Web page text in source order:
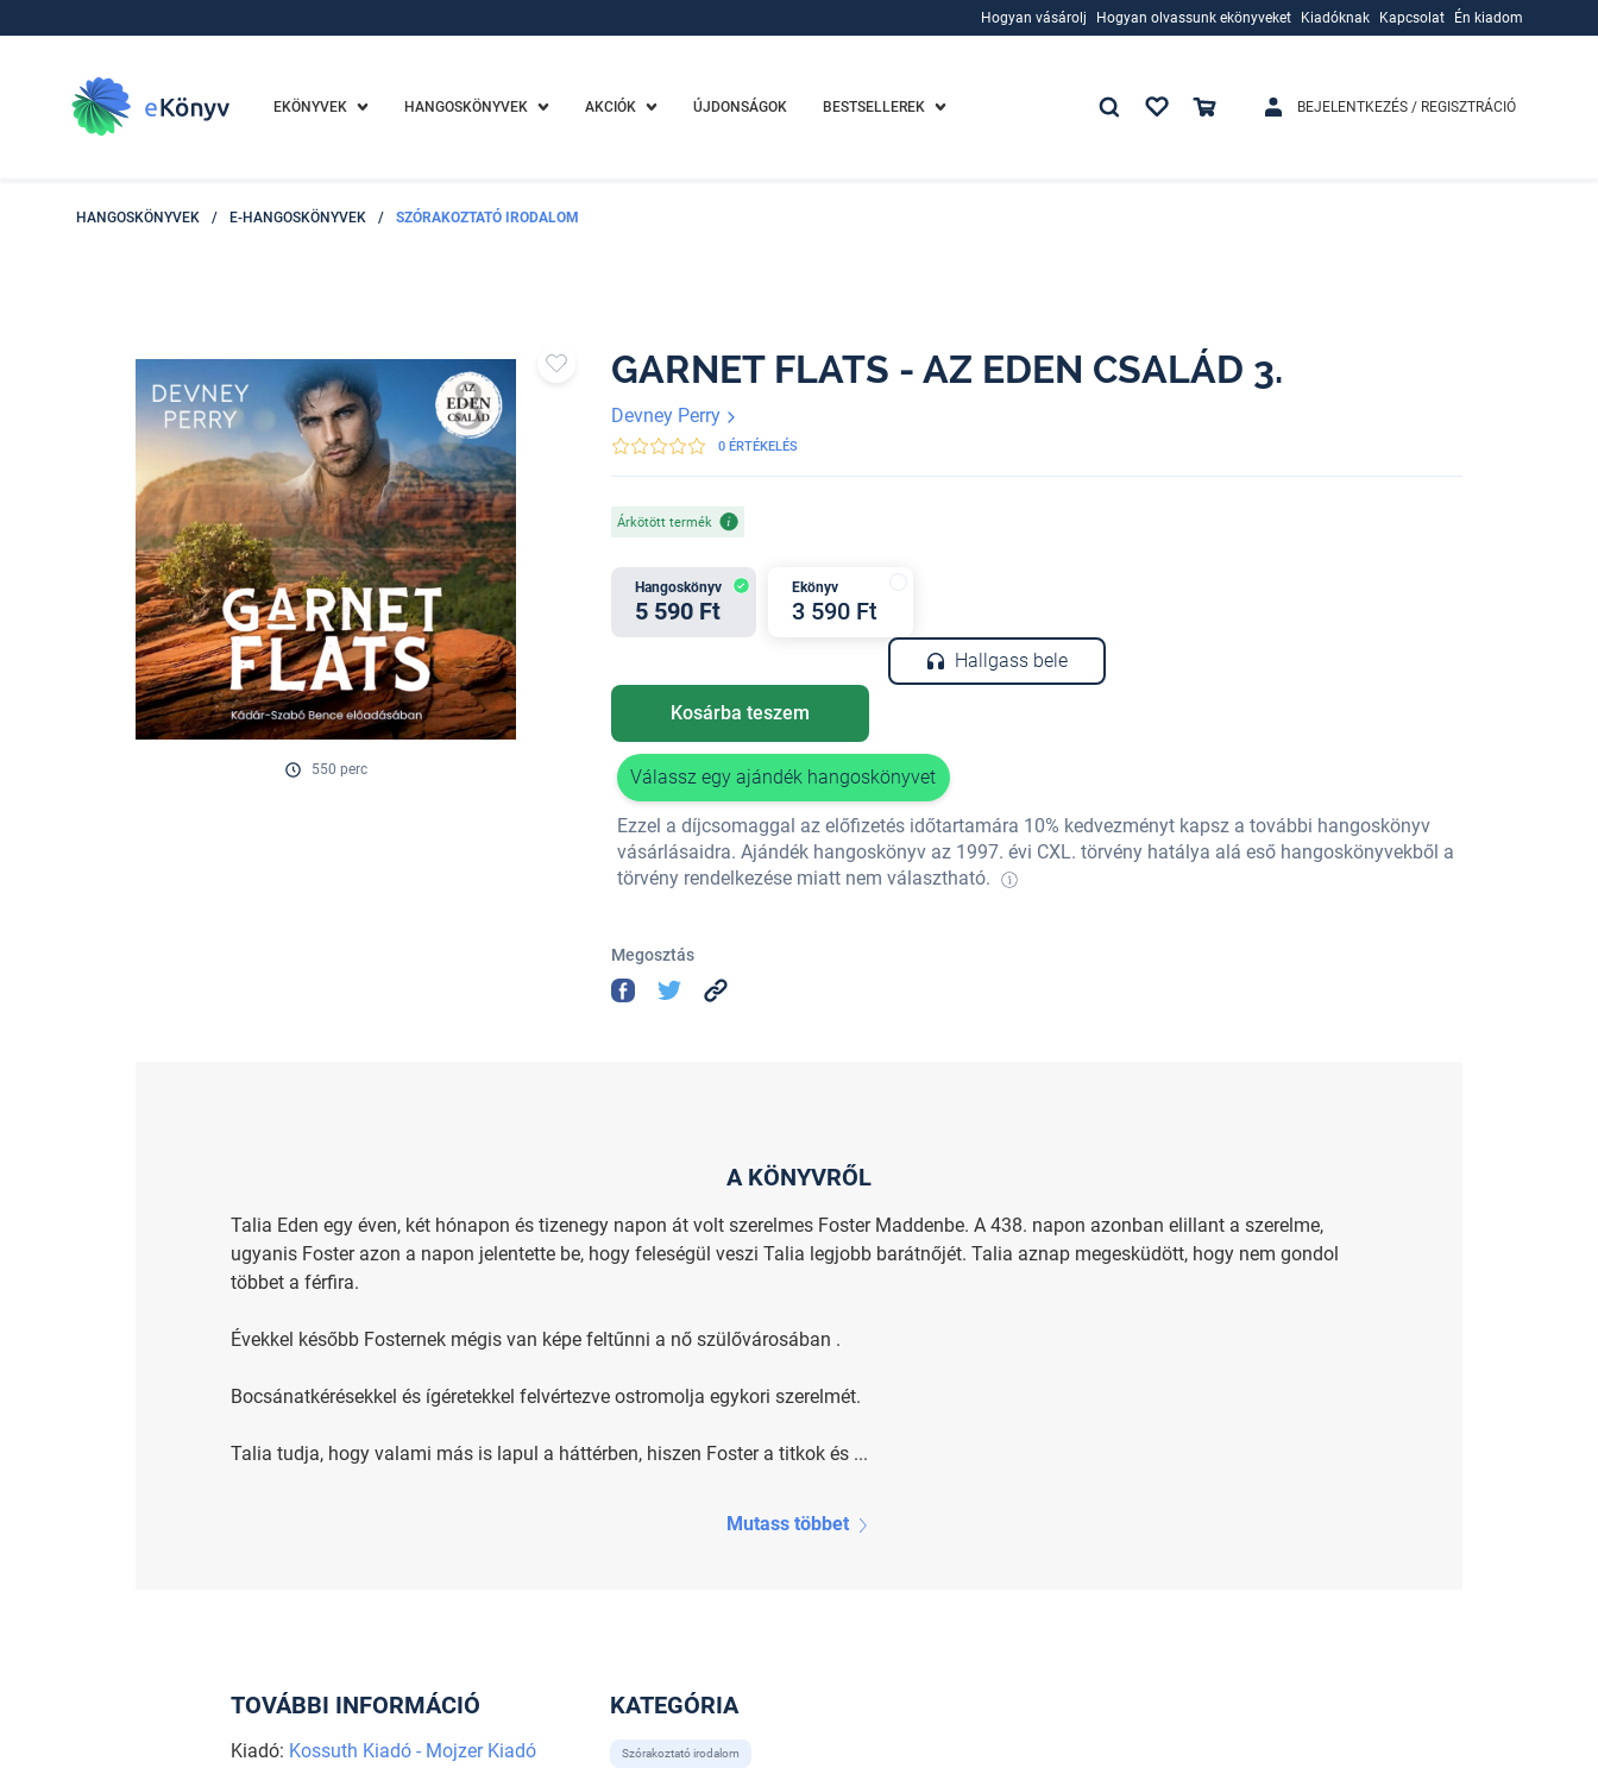
Hogyan vásárolj
Hogyan olvassunk ekönyveket
Kiadóknak
Kapcsolat Én kiadom
EKÖNYVEK HANGOSKÖNYVEK AKCIÓK ÚJDONSÁGOK BESTSELLEREK BEJELENTKEZÉS / REGISZTRÁCIÓ
HANGOSKÖNYVEK / E-HANGOSKÖNYVEK / SZÓRAKOZTATÓ IRODALOM
550 perc
GARNET FLATS - AZ EDEN CSALÁD 3.
Devney Perry
0 ÉRTÉKELÉS
Árkötött termék
Hangoskönyv
5 590 Ft
Ekönyv
3 590 Ft
Kosárba teszem
Hallgass bele
Válassz egy ajándék hangoskönyvet
Ezzel a díjcsomaggal az előfizetés időtartamára 10% kedvezményt kapsz a további hangoskönyv
vásárlásaidra. Ajándék hangoskönyv az 1997. évi CXL. törvény hatálya alá eső hangoskönyvekből a
törvény rendelkezése miatt nem választható.
Megosztás
A KÖNYVRŐL
Talia Eden egy éven, két hónapon és tizenegy napon át volt szerelmes Foster Maddenbe. A 438. napon azonban elillant a szerelme,
ugyanis Foster azon a napon jelentette be, hogy feleségül veszi Talia legjobb barátnőjét. Talia aznap megesküdött, hogy nem gondol
többet a férfira.
Évekkel később Fosternek mégis van képe feltűnni a nő szülővárosában .
Bocsánatkérésekkel és ígéretekkel felvértezve ostromolja egykori szerelmét.
Talia tudja, hogy valami más is lapul a háttérben, hiszen Foster a titkok és ...
Mutass többet
TOVÁBBI INFORMÁCIÓ
Kiadó: Kossuth Kiadó - Mojzer Kiadó
KATEGÓRIA
Szórakoztató irodalom